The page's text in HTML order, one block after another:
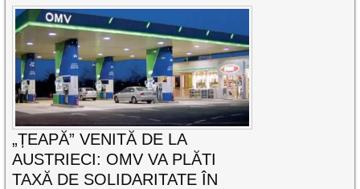
„ȚEAPĂ” VENITĂ DE LA
AUSTRIECI: OMV VA PLĂTI
TAXĂ DE SOLIDARITATE ÎN